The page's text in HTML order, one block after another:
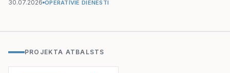
30.07.2026 OPERATĪVIE DIENESTI
PROJEKTA ATBALSTS